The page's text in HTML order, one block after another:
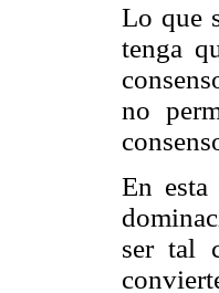
Lo que
tenga
no
En esta
ser tal